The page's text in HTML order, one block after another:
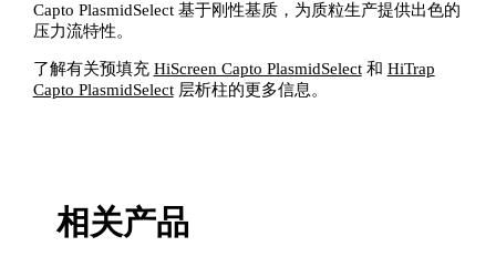
Capto PlasmidSelect 基于刚性基质，为质粒生产提供出色的
压力流特性。
了解有关预填充 HiScreen Capto PlasmidSelect和 HiTrap
Capto PlasmidSelect层析柱的更多信息。
相关产品